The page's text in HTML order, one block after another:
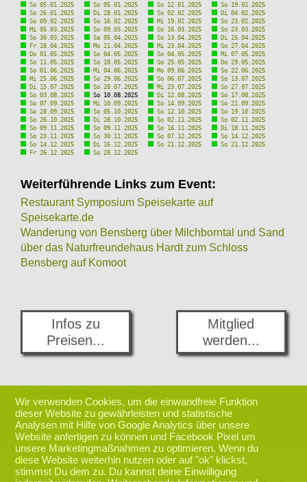
So 05.01.2025 So 05.01.2025 So 12.01.2025
So 19.01.2025
So 26.01.2025
Di 28.01.2025 So 02.02.2025
Di 04.02.2025
So 09.02.2025
So 16.02.2025 Mi 19.02.2025
So 23.02.2025
Mi 05.03.2025
So 09.03.2025 So 16.03.2025
So 23.03.2025
So 30.03.2025
Sa 05.04.2025 So 13.04.2025
Di 15.04.2025
Fr 18.04.2025
Mo 21.04.2025 Mi 23.04.2025
So 27.04.2025
Do 01.05.2025
So 04.05.2025 So 04.05.2025
Mi 07.05.2025
So 11.05.2025
So 18.05.2025 So 25.05.2025
Do 29.05.2025
So 01.06.2025
Mi 04.06.2025 Mo 09.06.2025
So 22.06.2025
Mi 25.06.2025
So 29.06.2025 So 06.07.2025
So 13.07.2025
Di 15.07.2025
So 20.07.2025 Mi 23.07.2025
So 27.07.2025
So 03.08.2025
So 10.08.2025 Di 12.08.2025
So 17.08.2025
So 07.09.2025
Mi 10.09.2025 So 14.09.2025
So 21.09.2025
So 28.09.2025
So 05.10.2025 So 12.10.2025
So 19.10.2025
So 26.10.2025
Di 28.10.2025 So 02.11.2025
So 02.11.2025
So 09.11.2025
So 09.11.2025 So 16.11.2025
Di 18.11.2025
So 23.11.2025
So 30.11.2025 So 07.12.2025
So 14.12.2025
So 14.12.2025
Di 16.12.2025 So 21.12.2025
So 21.12.2025
Fr 26.12.2025
So 28.12.2025
Weiterführende Links zum Event:
Restaurant Symposium Speisekarte auf
Speisekarte.de
Wanderung von Bensberg über Milchborntal und Sand
über das Naturfreundehaus Hardt zum Schloss
Bensberg auf Komoot
Infos zu
Preisen...
Mitglied
werden...
zurück nach oben
Wir verwenden Cookies, um die einwandfreie Funktion
dieser Website zu gewährleisten und statistische
Analysen mit Hilfe von Google Analytics über unsere
Website anfertigen zu können und Facebook Pixel um
unsere Marketingmaßnahmen zu optimieren. Wenn du
diese Website weiterhin nutzen oder auf "ok" klickst,
stimmst Du dem zu. Du kannst deine Einwilligung